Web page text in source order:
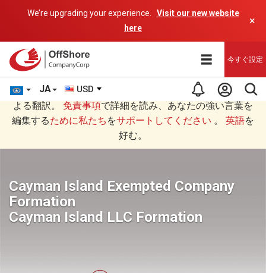
We’re upgrading your experience.
Visit our new website
here
×
JA USD
今すぐ設定
あなたは日本語 (にほんご)で読んでいますAIプログラムに
よる翻訳。 免責事項で詳細を読み、あなたの強い言葉を
編集するために私たち をサポートしてください 。 英語を
好む。
Cayman Island Exempted Company
Formation
Cayman Island LLC Formation